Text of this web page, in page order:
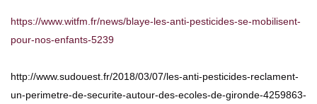
https://www.witfm.fr/news/blaye-les-anti-pesticides-se-mobilisent-
pour-nos-enfants-5239
http://www.sudouest.fr/2018/03/07/les-anti-pesticides-reclament-
un-perimetre-de-securite-autour-des-ecoles-de-gironde-4259863-